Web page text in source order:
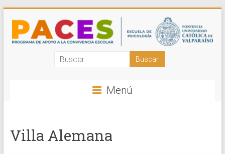
contenido
Programa
la
Menú
Villa Alemana